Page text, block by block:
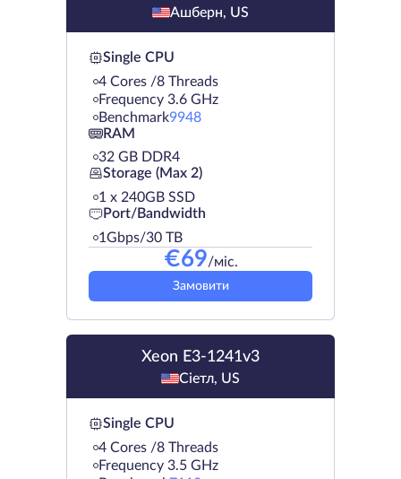
Ашберн, US
Single CPU
4 Cores /8 Threads
Frequency 3.6 GHz
Benchmark9948
RAM
32 GB DDR4
Storage (Max 2)
1 х 240GB SSD
Port/Bandwidth
1Gbps/30 TB
€69/міс.
Замовити
Xeon E3-1241v3
Сіетл, US
Single CPU
4 Cores /8 Threads
Frequency 3.5 GHz